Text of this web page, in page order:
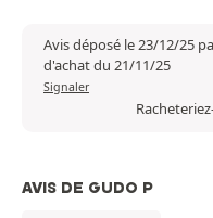
Avis déposé le 23/12/25
d'achat du 21/11/25
Signaler
AVIS DE GUDO P